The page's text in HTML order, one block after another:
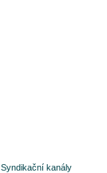
Syndikační kanály